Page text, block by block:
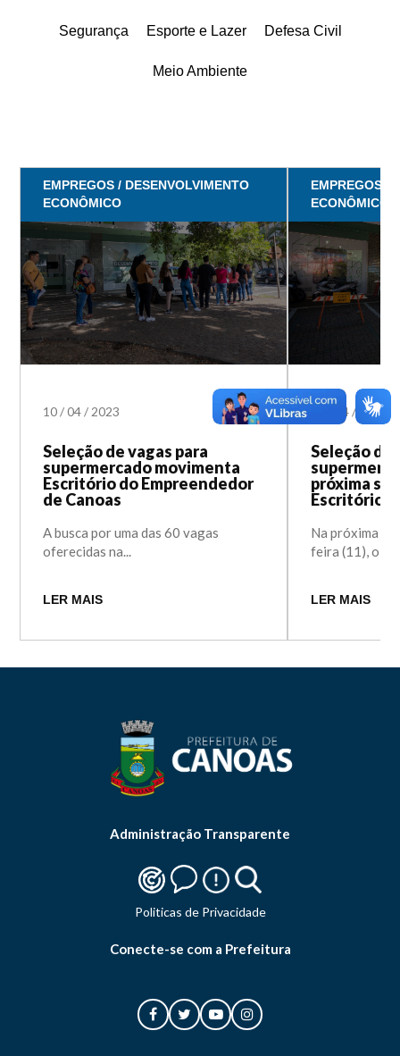
Segurança Esporte e Lazer Defesa Civil
Meio Ambiente
EMPREGOS / DESENVOLVIMENTO
ECONÔMICO
10 /04 /2023
Seleção de vagas para
supermercado movimenta
Escritório do Empreendedor
de Canoas
A busca por uma das 60 vagas
oferecidas na...
LER MAIS
EMPREGOS /
ECONÔMICO
04 / 2023
Seleção de
próxima
Escritório
Na próxima
feira (11), o
LER MAIS
Administração Transparente
Politicas de Privacidade
Conecte-se com a Prefeitura